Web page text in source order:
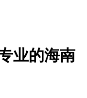
业的海南